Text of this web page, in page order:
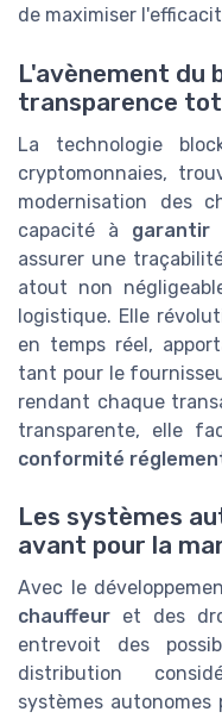
de maximiser
L'avènement du
transparence
La technologie
cryptomonnaies,
modernisation des
capacité à garantir
assurer une
atout non
logistique. Elle
en temps réel,
tant pour le
rendant chaque
transparente, elle
conformité
Les systèmes
avant pour la
Avec le
chauffeur et des
entrevoit des
distribution
systèmes